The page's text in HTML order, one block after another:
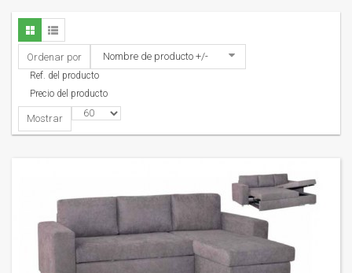
Ordenar por Nombre de producto +/-
Ref. del producto
Precio del producto
Mostrar